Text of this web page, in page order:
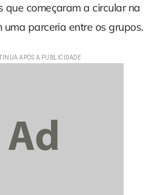
que começaram a circular na
parceria entre os grupos.